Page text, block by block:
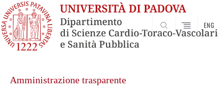
SEARCH
ENG
contentAmministrazione trasparente